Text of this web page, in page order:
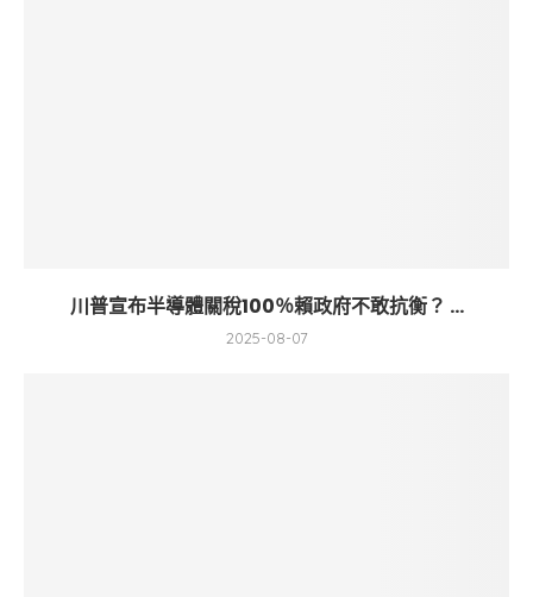
川普宣布半導體關稅100％賴政府不敢抗衡？ ...
2025-08-07